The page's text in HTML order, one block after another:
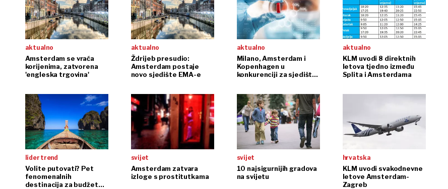
aktualno
Amsterdam se vraća
korijenima, zatvorena
'engleska trgovina'
aktualno
Ždrijeb presudio:
Amsterdam postaje
novo sjedište EMA-e
aktualno
Milano, Amsterdam i
Kopenhagen u
konkurenciji za sjedište
aktualno
KLM uvodi 8 direktnih
letova tjedno između
Splita i Amsterdama
lider trend
Volite putovati? Pet
fenomenalnih
destinacija za budžet
svijet
Amsterdam zatvara
izloge s prostitutkama
svijet
10 najsigurnijih gradova
na svijetu
hrvatska
KLM uvodi svakodnevne
letove Amsterdam-
Zagreb